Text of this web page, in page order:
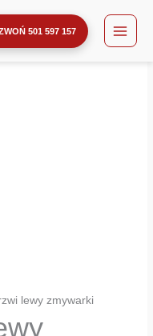
501 597 157
lewy zmywarki